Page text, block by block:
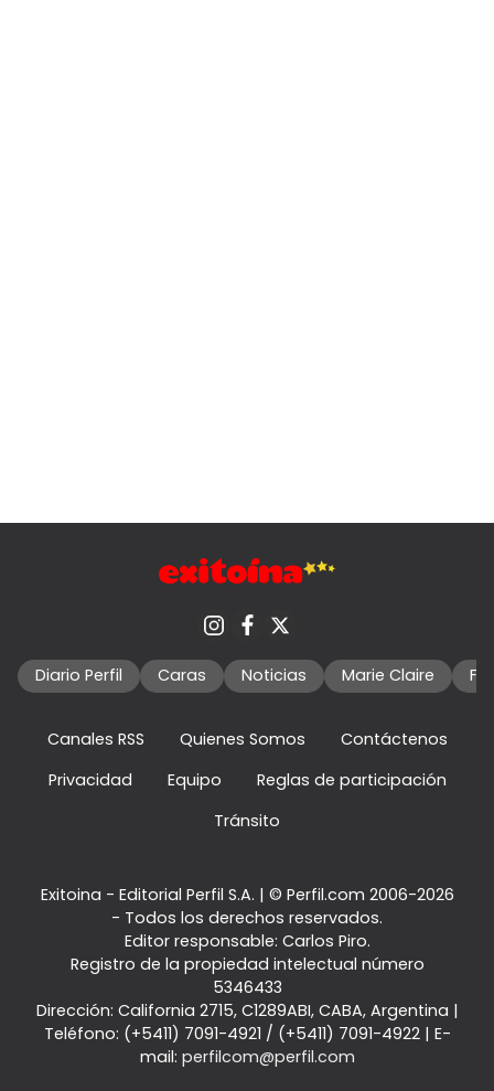
Diario Perfil Caras Noticias Marie Claire
Canales RSS Quienes Somos
Contáctenos
Privacidad
Equipo
Reglas de participación
Tránsito
Exitoina - Editorial Perfil S.A. | © Perfil.com 2006-2026
- Todos los derechos reservados.
Editor responsable: Carlos Piro.
Registro de la propiedad intelectual número
5346433
Dirección: California 2715, C1289ABI, CABA, Argentina |
Teléfono: (+5411) 7091-4921 / (+5411) 7091-4922| E-
mail: perfilcom@perfil.com